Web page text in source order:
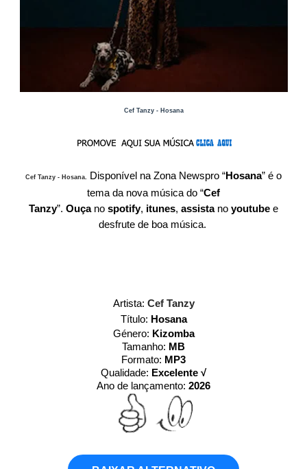
Cef Tanzy - Hosana
Cef Tanzy - Hosana. Disponível na Zona Newspro “Hosana” é o
tema da nova música do “Cef
Tanzy”. Ouçano spotify, itunes, assistano youtube e
desfrute de boa música.
Artista: Cef Tanzy
Título: Hosana
Género: Kizomba
Tamanho: MB
Formato: MP3
Qualidade: Excelente √
Ano de lançamento: 2026